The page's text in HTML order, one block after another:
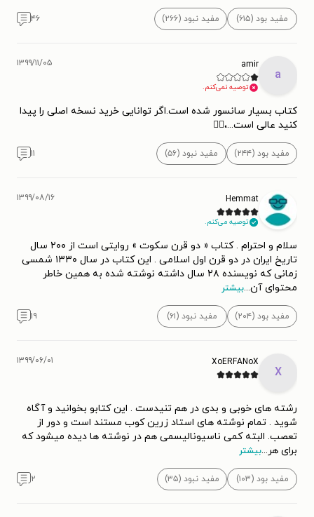
مفید بود (۶۱۵) مفید نبود (۲۶۶) ۴۶
a
amir
توصیه نمی‌کنم.
۱۳۹۹/۱۱/۰۵
کتاب بسیار سانسور شده است.اگر توانایی خرید نسخه اصلی را پیدا
کنید عالی است...،👌🏻
مفید بود (۲۴۴) مفید نبود (۵۶) ۱۱
Hemmat
توصیه می‌کنم.
۱۳۹۹/۰۸/۱۶
سلام و احترام . کتاب « دو قرن سکوت » روایتی است از ۲۰۰ سال
تاریخ ایران در دو قرن اول اسلامی . این کتاب در سال ۱۳۳۰ شمسی
زمانی که نویسنده ۲۸ سال داشته نوشته شده به همین خاطر
محتوای آن...بیشتر
مفید بود (۲۰۴) مفید نبود (۶۱) ۱۹
X
XoERFANoX ۱۳۹۹/۰۶/۰۱
رشته های خوبی و بدی در هم تنیدست . این کتابو بخوانید و آگاه
شوید . تمام نوشته های استاد زرین کوب مستند است و دور از
تعصب. البته کمی ناسیونالیسمی هم در نوشته ها دیده میشود که
برای هر...بیشتر
مفید بود (۱۰۳) مفید نبود (۳۵) ۲